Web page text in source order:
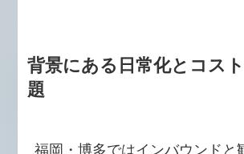
背景にある日常化とコス
題
福岡・博多ではインバウンドと